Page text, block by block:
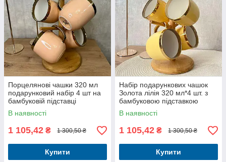
Порцелянові чашки 320 мл
подарунковий набір 4 шт на
бамбуковій підставці
В наявності
1 105,42 ₴ 1 300,50 ₴
Купити
Набір подарункових чашок
Золота лілія 320 мл*4 шт. з
бамбуковою підставкою
В наявності
1 105,42 ₴ 1 300,50 ₴
Купити